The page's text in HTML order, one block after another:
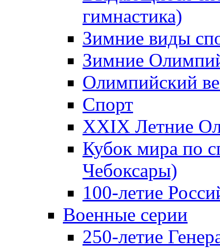
гимнастика)
Зимние виды
Зимние
Олимпийский
Спорт
XXIX Летние
Кубок мира по
Чебоксары)
100-летие
Военные серии
250-летие